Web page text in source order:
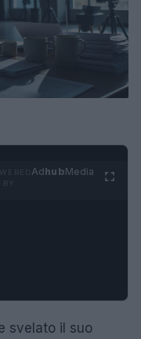
AdhubMedia
svelato il suo